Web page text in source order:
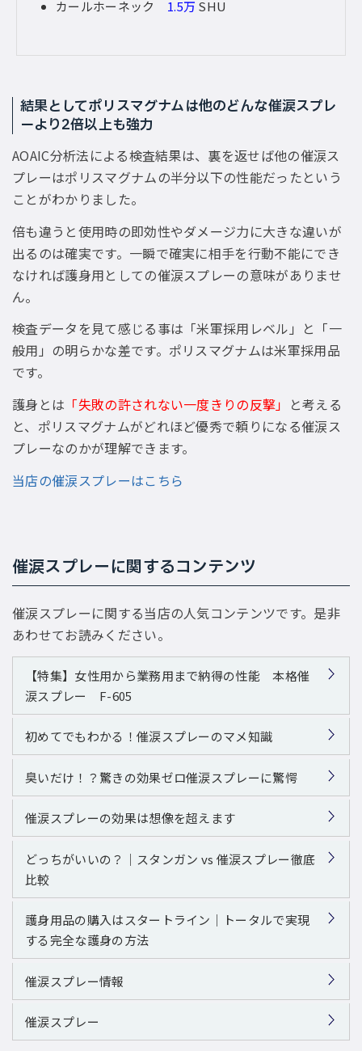
カールホーネック 1.5万 SHU
結果としてポリスマグナムは他のどんな催涙スプレ
ーより2倍以上も強力
AOAIC分析法による検査結果は、裏を返せば他の催涙ス
プレーはポリスマグナムの半分以下の性能だったという
ことがわかりました。
倍も違うと使用時の即効性やダメージ力に大きな違いが
出るのは確実です。一瞬で確実に相手を行動不能にでき
なければ護身用としての催涙スプレーの意味がありませ
ん。
検査データを見て感じる事は「米軍採用レベル」と「一
般用」の明らかな差です。ポリスマグナムは米軍採用品
です。
護身とは 「失敗の許されない一度きりの反撃」 と考える
と、ポリスマグナムがどれほど優秀で頼りになる催涙ス
プレーなのかが理解できます。
当店の催涙スプレーはこちら
催涙スプレーに関するコンテンツ
催涙スプレーに関する当店の人気コンテンツです。是非
あわせてお読みください。
【特集】女性用から業務用まで納得の性能 本格催
涙スプレー F-605
初めてでもわかる！催涙スプレーのマメ知識
臭いだけ！？驚きの効果ゼロ催涙スプレーに驚愕
催涙スプレーの効果は想像を超えます
どっちがいいの？｜スタンガン vs 催涙スプレー徹底
比較
護身用品の購入はスタートライン｜トータルで実現
する完全な護身の方法
催涙スプレー情報
催涙スプレー